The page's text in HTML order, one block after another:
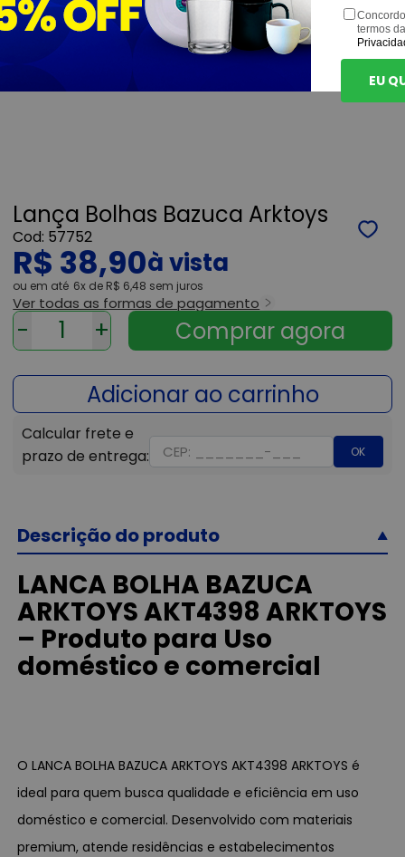
Lança Bolhas Bazuca Arktoys
57752
R$ 38,90
ou 6x de R$ 6,48 sem juros
Ver todas as formas de pagamento
- +
OK
Descrição do produto
LANCA BOLHA BAZUCA
ARKTOYS AKT4398 ARKTOYS
– Produto para Uso
doméstico e comercial
O LANCA BOLHA BAZUCA ARKTOYS AKT4398 ARKTOYS é
ideal para quem busca qualidade e eficiência em uso
doméstico e comercial. Desenvolvido com materiais
premium, atende residências e estabelecimentos
termos
EU